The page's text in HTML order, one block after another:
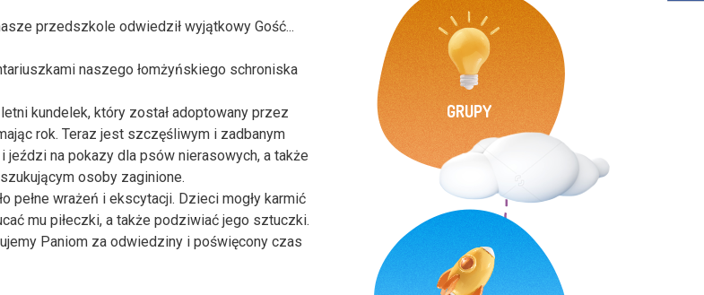
przedszkole odwiedził wyjątkowy Gość...
naszego łomżyńskiego schroniska
kundelek, który został adoptowany przez
rok. Teraz jest szczęśliwym i zadbanym
jeździ na pokazy dla psów nierasowych, a także
osoby zaginione.
pełne wrażeń i ekscytacji. Dzieci mogły karmić
mu piłeczki, a także podziwiać jego sztuczki.
Paniom za odwiedziny i poświęcony czas
GRUPY